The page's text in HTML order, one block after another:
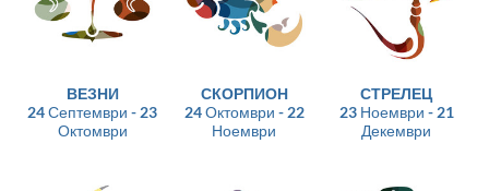
ВЕЗНИ
24 Септември - 23
Октомври
СКОРПИОН
24 Октомври - 22
Ноември
СТРЕЛЕЦ
23 Ноември - 21
Декември